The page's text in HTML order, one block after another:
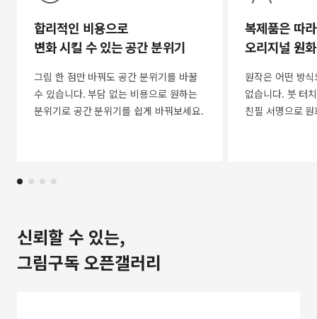
합리적인 비용으로
변화 시킬 수 있는 공간 분위기
그림 한 점만 바꿔도 공간 분위기를 바꿀
수 있습니다. 부담 없는 비용으로 원하는
분위기로 공간 분위기를 쉽게 바꿔보세요.
복제품은 따
오리지널 원
원작은 어떤 방
없습니다. 붓 터
친필 서명으로
신뢰할 수 있는,
그림구독 오픈갤러리